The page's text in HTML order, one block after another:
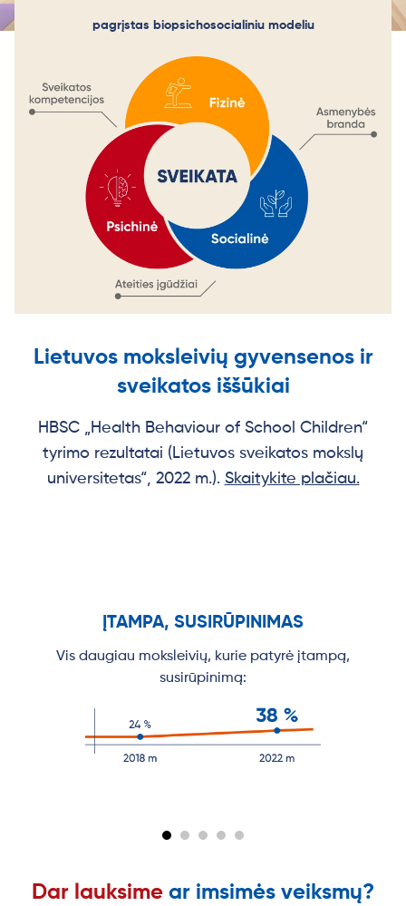
pagrįstas biopsichosocialiniu modeliu
Lietuvos moksleivių gyvensenos ir
sveikatos iššūkiai
HBSC „Health Behaviour of School Children“
tyrimo rezultatai (Lietuvos sveikatos mokslų
universitetas“, 2022 m.). Skaitykite plačiau.
ĮTAMPA, SUSIRŪPINIMAS
Vis daugiau moksleivių, kurie patyrė įtampą,
susirūpinimą:
Dar lauksime ar imsimės veiksmų?